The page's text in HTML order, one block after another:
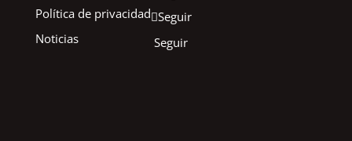
Política de privacidad
Noticias
Seguir
Seguir